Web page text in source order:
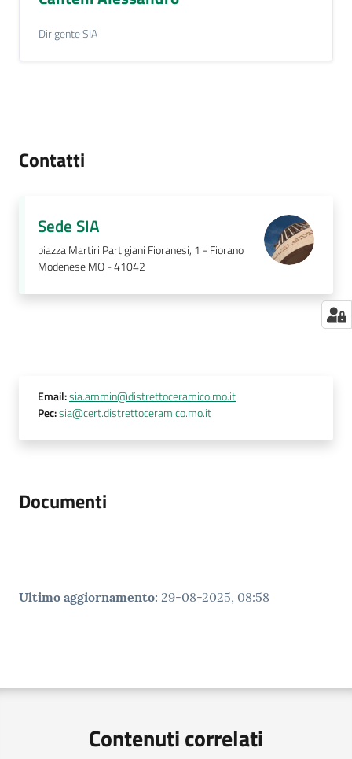
Dirigente SIA
Contatti
Sede SIA
piazza Martiri Partigiani Fioranesi, 1 - Fiorano
Modenese MO - 41042
Email:sia.ammin@distrettoceramico.mo.it
Pec:sia@cert.distrettoceramico.mo.it
Documenti
Ultimo aggiornamento: 29-08-2025, 08:58
Contenuti correlati